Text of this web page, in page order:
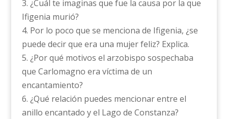
3. ¿Cuál te imaginas que fue la causa por la que
Ifigenia murió?
4. Por lo poco que se menciona de Ifigenia, ¿se
puede decir que era una mujer feliz? Explica.
5. ¿Por qué motivos el arzobispo sospechaba
que Carlomagno era víctima de un
encantamiento?
6. ¿Qué relación puedes mencionar entre el
anillo encantado y el Lago de Constanza?